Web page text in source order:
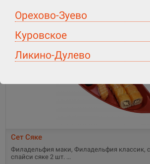
Орехово-Зуево
Куровское
Ликино-Дулево
РЕКОМЕНДУЕМ ПОСМОТРЕТЬ
Сет Сяке
Филадельфия маки, Филадельфия классик,
спайси сяке 2 шт.